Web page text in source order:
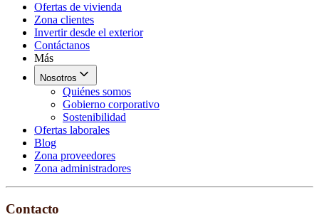
Ofertas de vivienda
Zona clientes
Invertir desde el exterior
Contáctanos
Más
Nosotros
Quiénes somos
Gobierno corporativo
Sostenibilidad
Ofertas laborales
Blog
Zona proveedores
Zona administradores
Contacto